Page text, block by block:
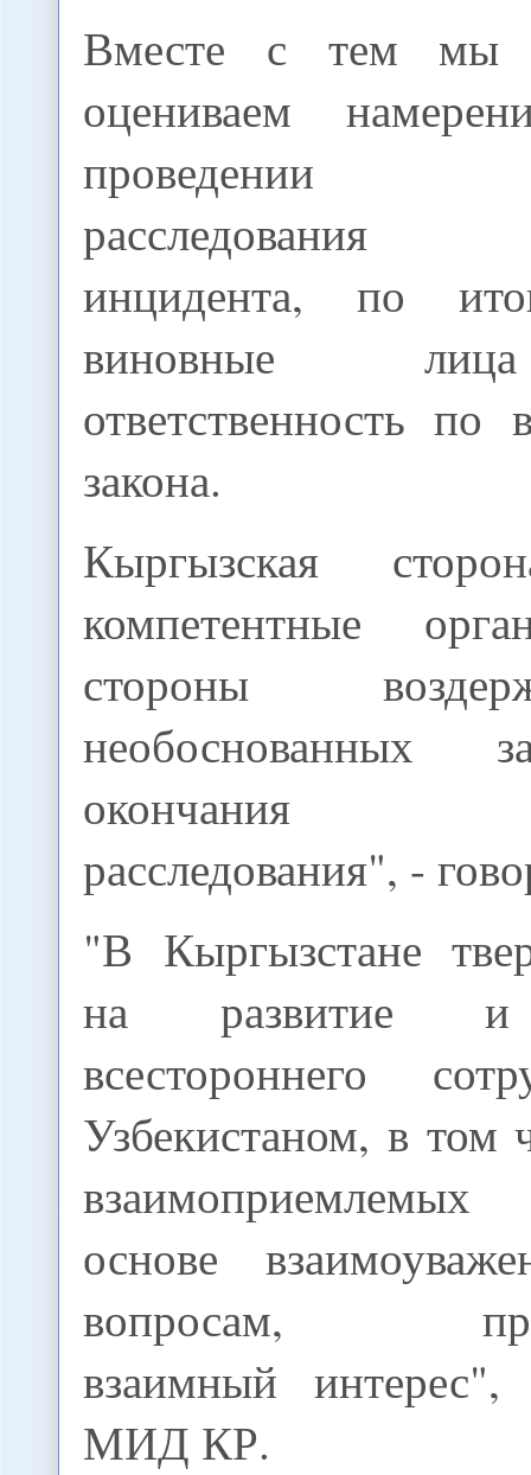
Вместе с тем мы
оцениваем
проведении
расследования
инцидента, по
виновные
ответственность по
закона.
Кыргызская
компетентные
стороны
необоснованных
окончания
расследования", -
"В Кыргызстане
на развитие и
всестороннего
Узбекистаном, в том
основе
вопросам,
взаимный
МИД КР.